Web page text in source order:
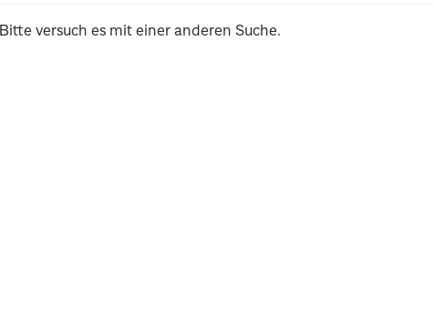
Bitte versuch es mit einer anderen Suche.